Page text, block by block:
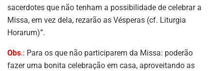
sacerdotes que não tenham a possibilidade de celebrar a
Missa, em vez dela, rezarão as Vésperas (cf. Liturgia
Horarum)”.
Obs.: Para os que não participarem da Missa: poderão
fazer uma bonita celebração em casa, aproveitando as